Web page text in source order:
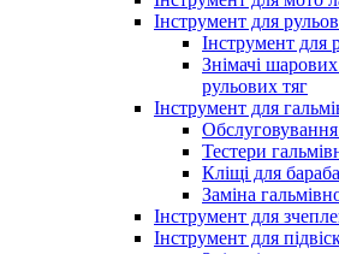
Інструмент для
Інструмент для
Знімачі
рульових тяг
Інструмент для
Обслуговування
Тестери
Кліщі для
Заміна
Інструмент для
Інструмент для